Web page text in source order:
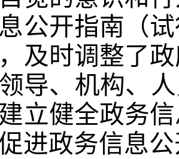
公开指南（
及时调整了
导、机构、
立健全政务
进政务信息